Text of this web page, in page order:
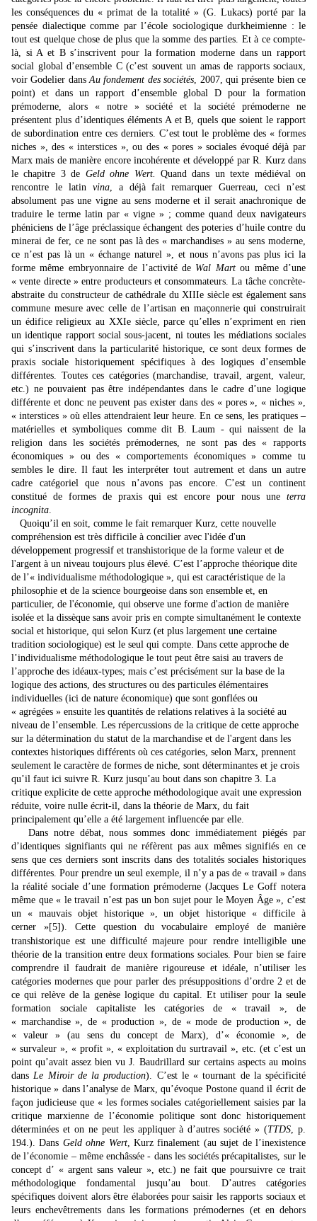
les conséquences du « primat de la totalité » (G. Lukacs) porté par la
pensée dialectique comme par l’école sociologique durkheimienne : le
tout est quelque chose de plus que la somme des parties. Et à ce compte-
là, si A et B s’inscrivent pour la formation moderne dans un rapport
social global d’ensemble C (c’est souvent un amas de rapports sociaux,
voir Godelier dansAu fondement des sociétés, 2007, qui présente bien ce
point) et dans un rapport d’ensemble global D pour la formation
prémoderne, alors « notre » société et la société prémoderne ne
présentent plus d’identiques éléments A et B, quels que soient le rapport
de subordination entre ces derniers. C’est tout le problème des « formes
niches », des « interstices », ou des « pores » sociales évoqué déjà par
Marx mais de manière encore incohérente et développé par R. Kurz dans
le chapitre 3 de Geld ohne Wert. Quand dans un texte médiéval on
rencontre le latin vina, a déjà fait remarquer Guerreau, ceci n’est
absolument pas une vigne au sens moderne et il serait anachronique de
traduire le terme latin par « vigne » ; comme quand deux navigateurs
phéniciens de l’âge préclassique échangent des poteries d’huile contre du
minerai de fer, ce ne sont pas là des « marchandises » au sens moderne,
ce n’est pas là un « échange naturel », et nous n’avons pas plus ici la
forme même embryonnaire de l’activité de Wal Martou même d’une
« vente directe » entre producteurs et consommateurs. La tâche concrète-
abstraite du constructeur de cathédrale du XIIIe siècle est également sans
commune mesure avec celle de l’artisan en maçonnerie qui construirait
un édifice religieux au XXIe siècle, parce qu’elles n’expriment en rien
un identique rapport social sous-jacent, ni toutes les médiations sociales
qui s’inscrivent dans la particularité historique, ce sont deux formes de
praxis sociale historiquement spécifiques à des logiques d’ensemble
différentes. Toutes ces catégories (marchandise, travail, argent, valeur,
etc.) ne pouvaient pas être indépendantes dans le cadre d’une logique
différente et donc ne peuvent pas exister dans des « pores », « niches »,
« interstices » où elles attendraient leur heure. En ce sens, les pratiques –
matérielles et symboliques comme dit B. Laum - qui naissent de la
religion dans les sociétés prémodernes, ne sont pas des « rapports
économiques » ou des « comportements économiques » comme tu
sembles le dire. Il faut les interpréter tout autrement et dans un autre
cadre catégoriel que nous n’avons pas encore. C’est un continent
constitué de formes de praxis qui est encore pour nous une terra
incognita.
Quoiqu’il en soit, comme le fait remarquer Kurz, cette nouvelle
compréhension est très difficile à concilier avec l'idée d'un
développement progressif et transhistorique de la forme valeur et de
l'argent à un niveau toujours plus élevé. C’est l’approche théorique dite
de l’« individualisme méthodologique », qui est caractéristique de la
philosophie et de la science bourgeoise dans son ensemble et, en
particulier, de l'économie, qui observe une forme d'action de manière
isolée et la dissèque sans avoir pris en compte simultanément le contexte
social et historique, qui selon Kurz (et plus largement une certaine
tradition sociologique) est le seul qui compte. Dans cette approche de
l’individualisme méthodologique le tout peut être saisi au travers de
l’approche des idéaux-types; mais c’est précisément sur la base de la
logique des actions, des structures ou des particules élémentaires
individuelles (ici de nature économique) que sont gonflées ou
« agrégées » ensuite les quantités de relations relatives à la société au
niveau de l’ensemble. Les répercussions de la critique de cette approche
sur la détermination du statut de la marchandise et de l'argent dans les
contextes historiques différents où ces catégories, selon Marx, prennent
seulement le caractère de formes de niche, sont déterminantes et je crois
qu’il faut ici suivre R. Kurz jusqu’au bout dans son chapitre 3. La
critique explicite de cette approche méthodologique avait une expression
réduite, voire nulle écrit-il, dans la théorie de Marx, du fait
principalement qu’elle a été largement influencée par elle.
Dans notre débat, nous sommes donc immédiatement piégés par
d’identiques signifiants qui ne réfèrent pas aux mêmes signifiés en ce
sens que ces derniers sont inscrits dans des totalités sociales historiques
différentes. Pour prendre un seul exemple, il n’y a pas de « travail » dans
la réalité sociale d’une formation prémoderne (Jacques Le Goff notera
même que « le travail n’est pas un bon sujet pour le Moyen Âge », c’est
un « mauvais objet historique », un objet historique « difficile à
cerner »[5]). Cette question du vocabulaire employé de manière
transhistorique est une difficulté majeure pour rendre intelligible une
théorie de la transition entre deux formations sociales. Pour bien se faire
comprendre il faudrait de manière rigoureuse et idéale, n’utiliser les
catégories modernes que pour parler des présuppositions d’ordre 2 et de
ce qui relève de la genèse logique du capital. Et utiliser pour la seule
formation sociale capitaliste les catégories de « travail », de
« marchandise », de « production », de « mode de production », de
« valeur » (au sens du concept de Marx), d’« économie », de
« survaleur », « profit », « exploitation du surtravail », etc. (et c’est un
point qu’avait assez bien vu J. Baudrillard sur certains aspects au moins
dansLe Miroir de la production). C’est le « tournant de la spécificité
historique » dans l’analyse de Marx, qu’évoque Postone quand il écrit de
façon judicieuse que « les formes sociales catégoriellement saisies par la
critique marxienne de l’économie politique sont donc historiquement
déterminées et on ne peut les appliquer à d’autres société » (TTDS, p.
194.). Dans Geld ohne Wert, Kurz finalement (au sujet de l’inexistence
de l’économie – même enchâssée - dans les sociétés précapitalistes, sur le
concept d’ « argent sans valeur », etc.) ne fait que poursuivre ce trait
méthodologique fondamental jusqu’au bout. D’autres catégories
spécifiques doivent alors être élaborées pour saisir les rapports sociaux et
leurs enchevêtrements dans les formations prémodernes (et en dehors